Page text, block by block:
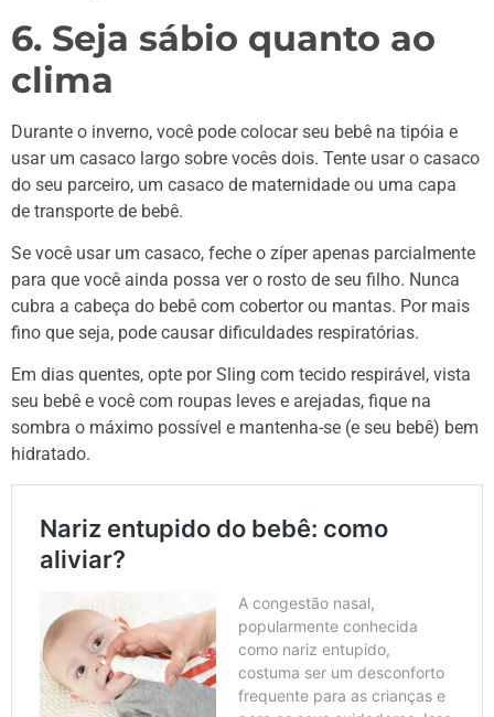
6. Seja sábio quanto ao
clima
Durante o inverno, você pode colocar seu bebê na tipóia e
usar um casaco largo sobre vocês dois. Tente usar o casaco
do seu parceiro, um casaco de maternidade ou uma capa
de transporte de bebê.
Se você usar um casaco, feche o zíper apenas parcialmente
para que você ainda possa ver o rosto de seu filho. Nunca
cubra a cabeça do bebê com cobertor ou mantas. Por mais
fino que seja, pode causar dificuldades respiratórias.
Em dias quentes, opte por Sling com tecido respirável, vista
seu bebê e você com roupas leves e arejadas, fique na
sombra o máximo possível e mantenha-se (e seu bebê) bem
hidratado.